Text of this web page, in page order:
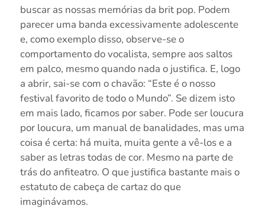
buscar as nossas memórias da brit pop. Podem
parecer uma banda excessivamente adolescente
e, como exemplo disso, observe-se o
comportamento do vocalista, sempre aos saltos
em palco, mesmo quando nada o justifica. E, logo
a abrir, sai-se com o chavão: “Este é o nosso
festival favorito de todo o Mundo”. Se dizem isto
em mais lado, ficamos por saber. Pode ser loucura
por loucura, um manual de banalidades, mas uma
coisa é certa: há muita, muita gente a vê-los e a
saber as letras todas de cor. Mesmo na parte de
trás do anfiteatro. O que justifica bastante mais o
estatuto de cabeça de cartaz do que
imaginávamos.